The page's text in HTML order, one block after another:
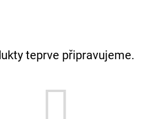
teprve připravujeme.